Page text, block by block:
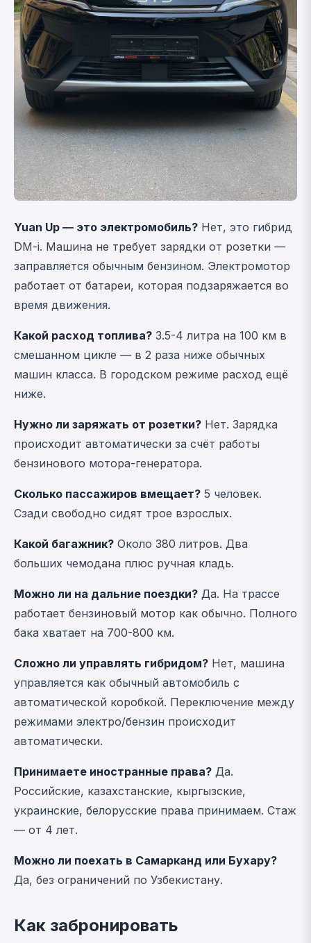
Yuan Up — это электромобиль? Нет, это гибрид
DM-i. Машина не требует зарядки от розетки —
заправляется обычным бензином. Электромотор
работает от батареи, которая подзаряжается во
время движения.
Какой расход топлива? 3.5-4 литра на 100 км в
смешанном цикле — в 2 раза ниже обычных
машин класса. В городском режиме расход ещё
ниже.
Нужно ли заряжать от розетки? Нет. Зарядка
происходит автоматически за счёт работы
бензинового мотора-генератора.
Сколько пассажиров вмещает? 5 человек.
Сзади свободно сидят трое взрослых.
Какой багажник? Около 380 литров. Два
больших чемодана плюс ручная кладь.
Можно ли на дальние поездки? Да. На трассе
работает бензиновый мотор как обычно. Полного
бака хватает на 700-800 км.
Сложно ли управлять гибридом? Нет, машина
управляется как обычный автомобиль с
автоматической коробкой. Переключение между
режимами электро/бензин происходит
автоматически.
Принимаете иностранные права? Да.
Российские, казахстанские, кыргызские,
украинские, белорусские права принимаем. Стаж
— от 4 лет.
Можно ли поехать в Самарканд или Бухару?
Да, без ограничений по Узбекистану.
Как забронировать